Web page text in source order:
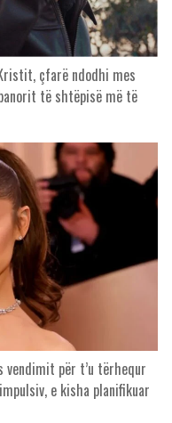
çfarë ndodhi mes
të shtëpisë më të
vendimit për t’u tërhequr
e kisha planifikuar